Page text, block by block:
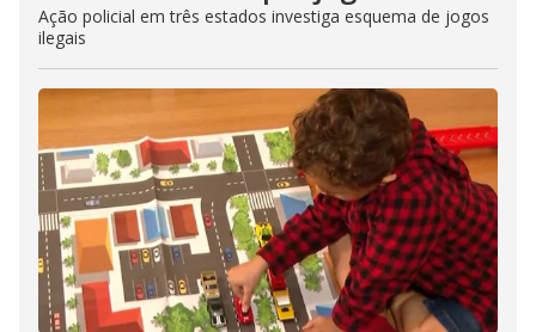
Ação policial em três estados investiga esquema de jogos
ilegais